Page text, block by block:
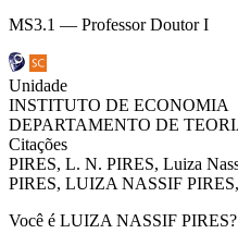
MS3.1 — Professor Doutor I
Unidade
INSTITUTO DE ECONOMIA
DEPARTAMENTO DE
Citações
PIRES, L. N. PIRES, Luiza
PIRES, LUIZA NASSIF
Você é LUIZA NASSIF PIRES?